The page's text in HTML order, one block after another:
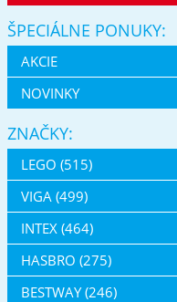
ŠPECIÁLNE PONUKY:
AKCIE
NOVINKY
ZNAČKY:
LEGO (515)
VIGA (499)
INTEX (464)
HASBRO (275)
BESTWAY (246)